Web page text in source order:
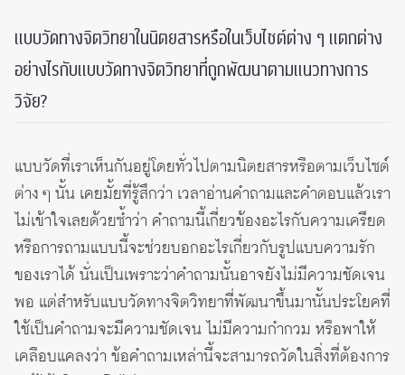
แบบวัดทางจิตวิทยาในนิตยสารหรือในเว็บไซต์ต่าง ๆ แตกต่าง
อย่างไรกับแบบวัดทางจิตวิทยาที่ถูกพัฒนาตามแนวทางการ
วิจัย?
แบบวัดที่เราเห็นกันอยู่โดยทั่วไปตามนิตยสารหรือตามเว็บไซต์
ต่าง ๆ นั้น เคยมั้ยที่รู้สึกว่า เวลาอ่านคำถามและคำตอบแล้วเรา
ไม่เข้าใจเลยด้วยซ้ำว่า คำถามนี้เกี่ยวข้องอะไรกับความเครียด
หรือการถามแบบนี้จะช่วยบอกอะไรเกี่ยวกับรูปแบบความรัก
ของเราได้ นั่นเป็นเพราะว่าคำถามนั้นอาจยังไม่มีความชัดเจน
พอ แต่สำหรับแบบวัดทางจิตวิทยาที่พัฒนาขึ้นมานั้นประโยคที่
ใช้เป็นคำถามจะมีความชัดเจน ไม่มีความกำกวม หรือพาให้
เคลือบแคลงว่า ข้อคำถามเหล่านี้จะสามารถวัดในสิ่งที่ต้องการ